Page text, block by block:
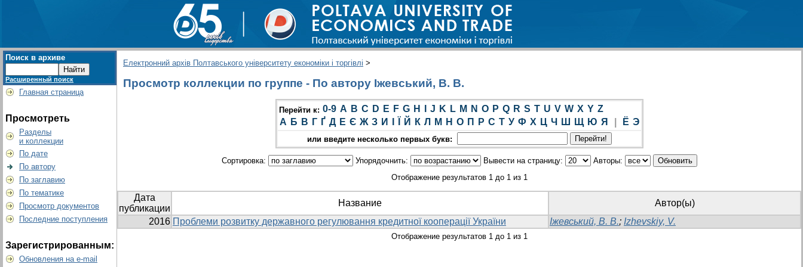
Поиск в архиве
Расширенный поиск
Главная страница
Просмотреть
Разделы
и коллекции
По дате
По автору
По заглавию
По тематике
Просмотр документов
Последние поступления
Зарегистрированным:
Обновления на e-mail
Електронний архів Полтавського університету економіки і торгівлі >
Просмотр коллекции по группе - По автору Іжевський, В. В.
Перейти к: 0-9 A B C D E F G H J K L M N O P Q R S T U V W X Y Z
А Б В Г Ґ Д Е Є Ж З И Й К Л М Н О П Р С Т У Ф Х Ц Ч Ш Щ Ю Я Ё Э
или введите несколько первых букв:
Сортировка: Упорядочнить: Вывести на страницу:
Авторы:
Отображение результатов 1 до 1 из 1
Дата
публикации
Название
Автор(ы)
2016 Проблеми розвитку державного регулювання кредитної кооперації України Іжевський, В. В.; Izhevskiy, V.
Отображение результатов 1 до 1 из 1